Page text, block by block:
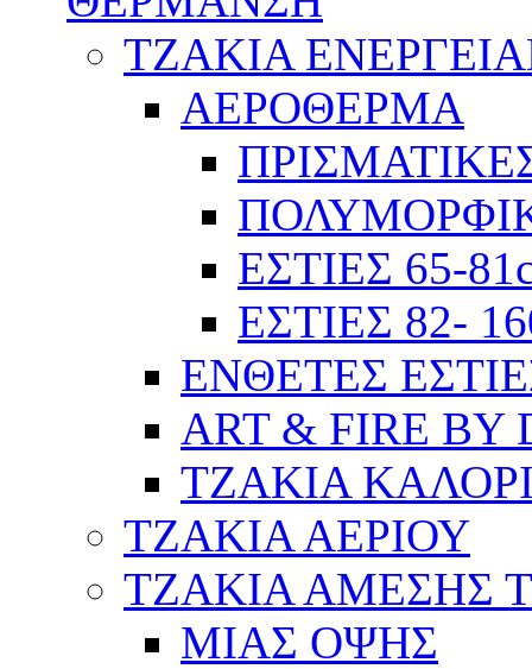
ΤΖΑΚΙΑ
ΑΕΡΟΘΕΡΜΑ
ΕΣΤΙΕΣ 65-
ΕΣΤΙΕΣ 82-
ΕΝΘΕΤΕΣ
ART & FIRE BY
ΤΖΑΚΙΑ
ΤΖΑΚΙΑ ΑΕΡΙΟΥ
ΤΖΑΚΙΑ ΑΜΕΣΗΣ
ΜΙΑΣ ΟΨΗΣ